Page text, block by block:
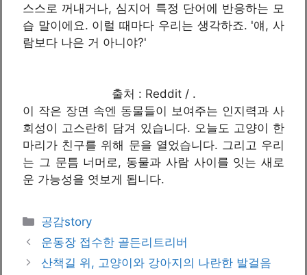
스스로 꺼내거나, 심지어 특정 단어에 반응하는 모
습 말이에요. 이럴 때마다 우리는 생각하죠. '얘, 사
람보다 나은 거 아니야?'
출처 : Reddit / .
이 작은 장면 속엔 동물들이 보여주는 인지력과 사
회성이 고스란히 담겨 있습니다. 오늘도 고양이 한
마리가 친구를 위해 문을 열었습니다. 그리고 우리
는 그 문틈 너머로, 동물과 사람 사이를 잇는 새로
운 가능성을 엿보게 됩니다.
카
테
리
공감story
운동장 접수한 골든리트리버
산책길 위, 고양이와 강아지의 나란한 발걸음